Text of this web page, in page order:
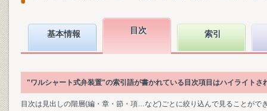
基本情報 目次 索引
"ワルシャート式弁装置"の索引語が書かれている目次項目はハイライトさ
目次は見出しの階層(編・章・節・項…など)ごとに絞り込んで見ることがで